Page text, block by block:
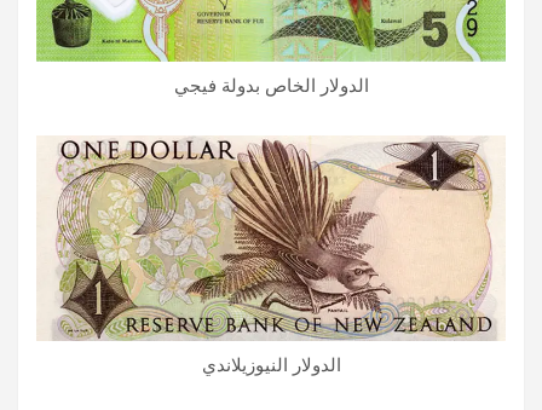
الدولار الخاص بدولة فيجي
الدولار النيوزيلاندي